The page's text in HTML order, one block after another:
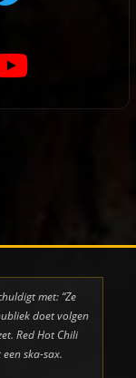
met: “Ze
doet volgen
Red Hot Chili
ska-sax.